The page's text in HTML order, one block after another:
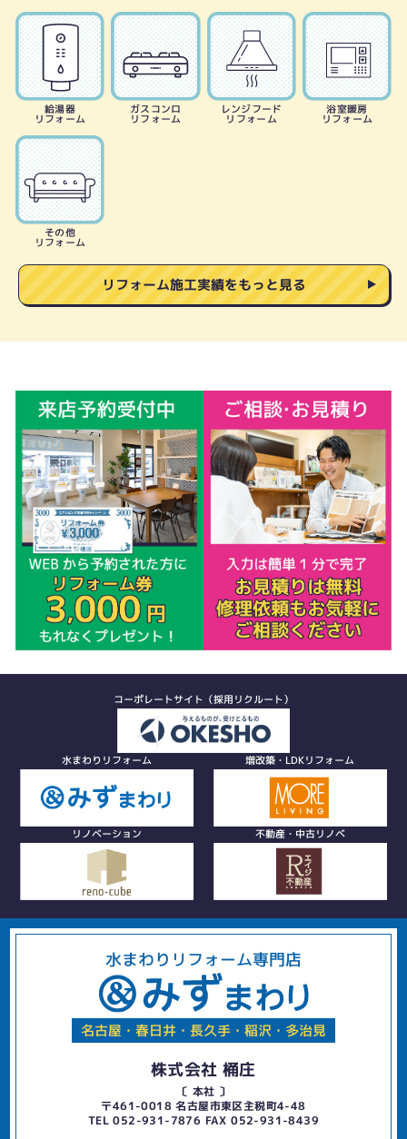
給湯器
リフォーム
ガスコンロ
リフォーム
レンジフード
リフォーム
浴室暖房
リフォーム
その他
リフォーム
リフォーム施工実績をもっと見る
コーポレートサイト（採用リクルート）
水まわりリフォーム 増改築・LDKリフォーム
リノベーション 不動産・中古リノベ
水まわりリフォーム専門店
名古屋・春日井・長久手・稲沢・多治見
株式会社 桶庄
〔 本社 〕
〒461-0018 名古屋市東区主税町4-48
TEL 052-931-7876 FAX 052-931-8439